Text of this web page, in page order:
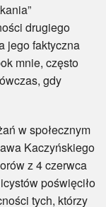
drugiego
jego faktyczna
mnie, często
gdy
w społecznym
Kaczyńskiego
z 4 czerwca
poświęciło
tych, którzy